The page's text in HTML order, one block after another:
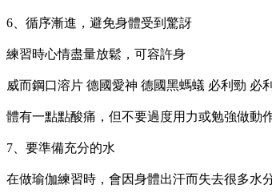
6、循序漸進，避免身體受到驚訝
練習時心情盡量放鬆，可容許身
威而鋼口溶片 德國愛神 德國黑螞蟻 必利勁 必
體有一點點酸痛，但不要過度用力或勉強做動
7、要準備充分的水
在做瑜伽練習時，會因身體出汗而失去很多水